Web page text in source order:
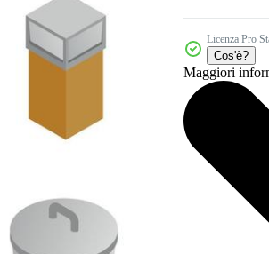
Licenza Pro
Cos'è?
Maggiori